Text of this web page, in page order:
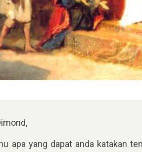
apa yang dapat anda katakan